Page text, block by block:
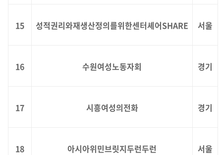
15 성적권리와재생산정의를위한센터셰어SHARE 서울
16 수원여성노동자회 경기
17 시흥여성의전화 경기
18 아시아위민브릿지두런두런 서울